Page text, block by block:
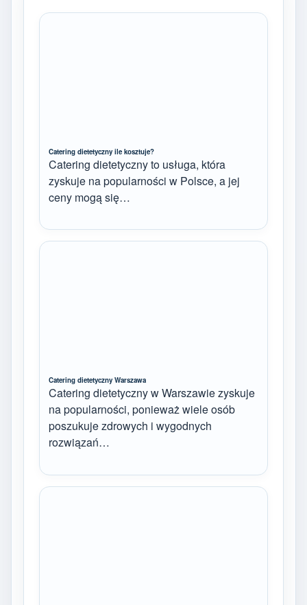
Catering dietetyczny ile kosztuje?
Catering dietetyczny to usługa, która
zyskuje na popularności w Polsce, a jej
ceny mogą się…
Catering dietetyczny Warszawa
Catering dietetyczny w Warszawie zyskuje
na popularności, ponieważ wiele osób
poszukuje zdrowych i wygodnych
rozwiązań…